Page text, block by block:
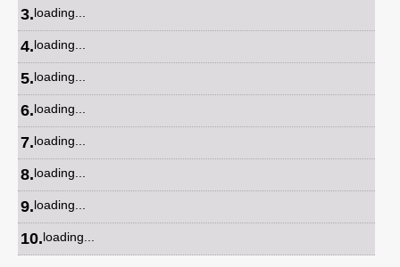
3.loading...
4.loading...
5.loading...
6.loading...
7.loading...
8.loading...
9.loading...
10.loading...